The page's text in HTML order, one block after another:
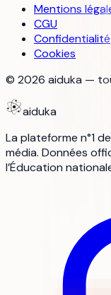
Mentions
CGU
Confidentialité
Cookies
© 2026 aiduka —
aiduka
La plateforme n°1
média. Données
l’Éducation